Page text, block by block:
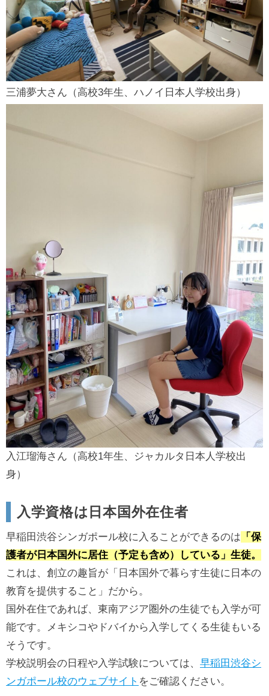
三浦夢大さん（高校3年生、ハノイ日本人学校出身）
入江瑠海さん（高校1年生、ジャカルタ日本人学校出
身）
入学資格は日本国外在住者
早稲田渋谷シンガポール校に入ることができるのは 「保
護者が日本国外に居住（予定も含め）している」生徒。
これは、創立の趣旨が「日本国外で暮らす生徒に日本の
教育を提供すること」だから。
国外在住であれば、東南アジア圏外の生徒でも入学が可
能です。メキシコやドバイから入学してくる生徒もいる
そうです。
学校説明会の日程や入学試験については、 早稲田渋谷シ
ンガポール校のウェブサイト をご確認ください。